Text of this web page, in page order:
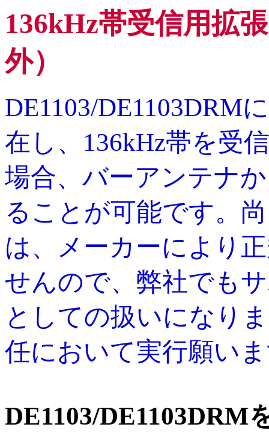
136kHz帯受信用拡
外）
DE1103/DE1103DRM
在し、136kHz帯を受
場合、バーアンテナ
ることが可能です。
は、メーカーにより
せんので、弊社でも
としての扱いになり
任において実行願い
DE1103/DE1103DRM